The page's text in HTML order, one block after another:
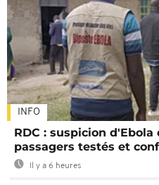
INFO
RDC : suspicion
passagers testés et
Il y a 6 heures